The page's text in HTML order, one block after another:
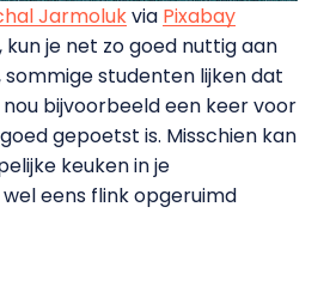
Jarmolukvia Pixabay
kun je net zo goed nuttig aan
sommige studenten lijken dat
bijvoorbeeld een keer voor
gepoetst is. Misschien kan
keuken in je
eens flink opgeruimd